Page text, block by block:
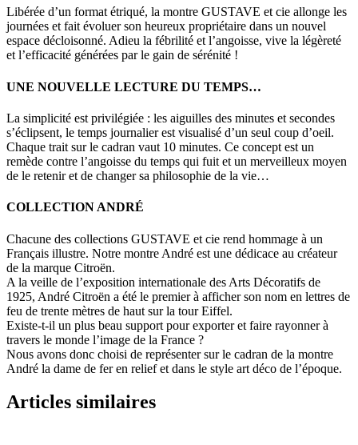
Libérée d’un format étriqué, la montre GUSTAVE et cie allonge les
journées et fait évoluer son heureux propriétaire dans un nouvel
espace décloisonné. Adieu la fébrilité et l’angoisse, vive la légèreté
et l’efficacité générées par le gain de sérénité !
UNE NOUVELLE LECTURE DU TEMPS…
La simplicité est privilégiée : les aiguilles des minutes et secondes
s’éclipsent, le temps journalier est visualisé d’un seul coup d’oeil.
Chaque trait sur le cadran vaut 10 minutes. Ce concept est un
remède contre l’angoisse du temps qui fuit et un merveilleux moyen
de le retenir et de changer sa philosophie de la vie…
COLLECTION ANDRÉ
Chacune des collections GUSTAVE et cie rend hommage à un
Français illustre. Notre montre André est une dédicace au créateur
de la marque Citroën.
A la veille de l’exposition internationale des Arts Décoratifs de
1925, André Citroën a été le premier à afficher son nom en lettres de
feu de trente mètres de haut sur la tour Eiffel.
Existe-t-il un plus beau support pour exporter et faire rayonner à
travers le monde l’image de la France ?
Nous avons donc choisi de représenter sur le cadran de la montre
André la dame de fer en relief et dans le style art déco de l’époque.
Articles similaires